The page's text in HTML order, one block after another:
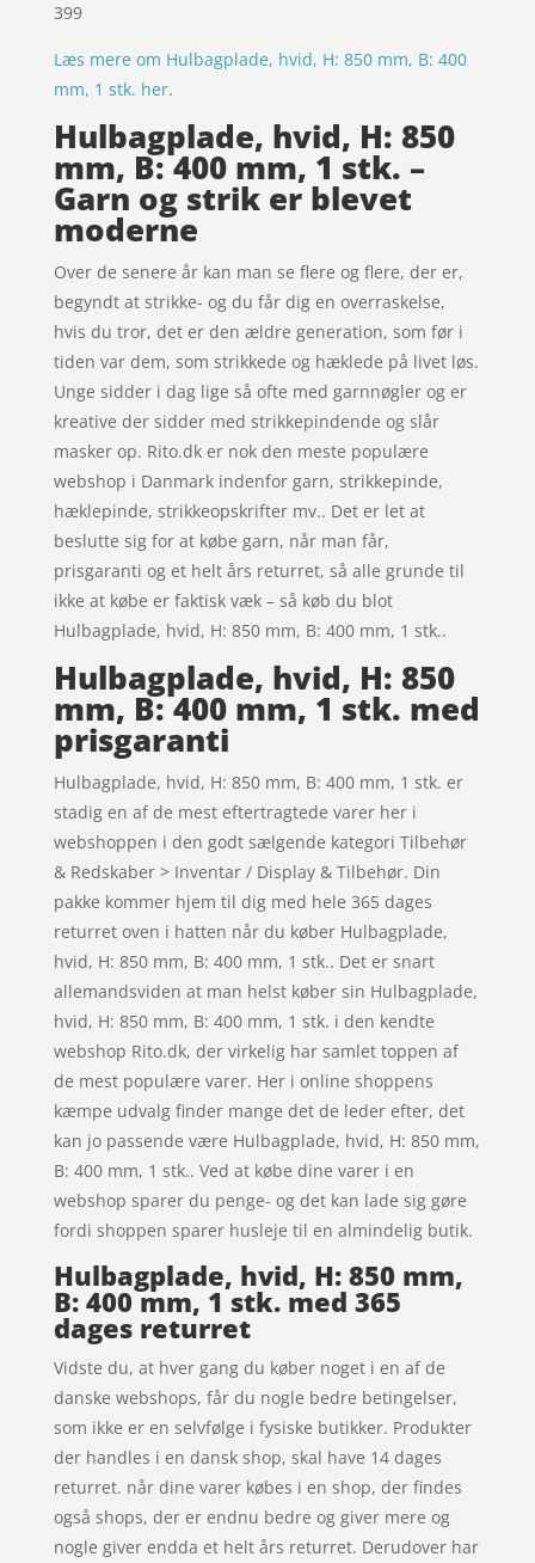
399
Læs mere om Hulbagplade, hvid, H: 850 mm, B: 400
mm, 1 stk. her.
Hulbagplade, hvid, H: 850
mm, B: 400 mm, 1 stk. –
Garn og strik er blevet
moderne
Over de senere år kan man se flere og flere, der er,
begyndt at strikke- og du får dig en overraskelse,
hvis du tror, det er den ældre generation, som før i
tiden var dem, som strikkede og hæklede på livet løs.
Unge sidder i dag lige så ofte med garnnøgler og er
kreative der sidder med strikkepindende og slår
masker op. Rito.dk er nok den meste populære
webshop i Danmark indenfor garn, strikkepinde,
hæklepinde, strikkeopskrifter mv.. Det er let at
beslutte sig for at købe garn, når man får,
prisgaranti og et helt års returret, så alle grunde til
ikke at købe er faktisk væk – så køb du blot
Hulbagplade, hvid, H: 850 mm, B: 400 mm, 1 stk..
Hulbagplade, hvid, H: 850
mm, B: 400 mm, 1 stk. med
prisgaranti
Hulbagplade, hvid, H: 850 mm, B: 400 mm, 1 stk. er
stadig en af de mest eftertragtede varer her i
webshoppen i den godt sælgende kategori Tilbehør
& Redskaber > Inventar / Display & Tilbehør. Din
pakke kommer hjem til dig med hele 365 dages
returret oven i hatten når du køber Hulbagplade,
hvid, H: 850 mm, B: 400 mm, 1 stk.. Det er snart
allemandsviden at man helst køber sin Hulbagplade,
hvid, H: 850 mm, B: 400 mm, 1 stk. i den kendte
webshop Rito.dk, der virkelig har samlet toppen af
de mest populære varer. Her i online shoppens
kæmpe udvalg finder mange det de leder efter, det
kan jo passende være Hulbagplade, hvid, H: 850 mm,
B: 400 mm, 1 stk.. Ved at købe dine varer i en
webshop sparer du penge- og det kan lade sig gøre
fordi shoppen sparer husleje til en almindelig butik.
Hulbagplade, hvid, H: 850 mm,
B: 400 mm, 1 stk. med 365
dages returret
Vidste du, at hver gang du køber noget i en af de
danske webshops, får du nogle bedre betingelser,
som ikke er en selvfølge i fysiske butikker. Produkter
der handles i en dansk shop, skal have 14 dages
returret. når dine varer købes i en shop, der findes
også shops, der er endnu bedre og giver mere og
nogle giver endda et helt års returret. Derudover har